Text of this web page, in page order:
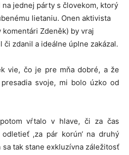
jednej párty s človekom, ktorý
lietaniu. Onen aktivista
komentári Zdeněk) by vraj
zdanil a ideálne úplne zakázal.
vie, čo je pre mňa dobré, a že
svoje, mi bolo úzko od
vŕtalo v hlave, či za čas
,za pár korún‘ na druhý
tak stane exkluzívna záležitosť